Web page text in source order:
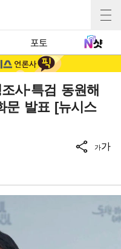
포토
사·특검 동원해
문 발표 [뉴시스
가가